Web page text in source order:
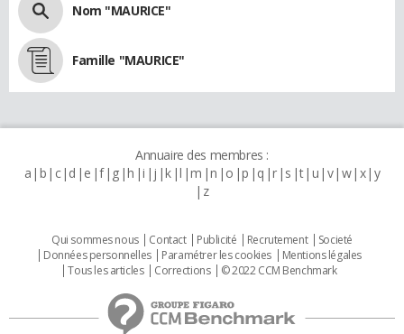
Nom "MAURICE"
Famille "MAURICE"
Annuaire des membres :
a b c d e f g h i j k l m n o p q r s t u v w x y
z
Qui sommes nous Contact Publicité Recrutement
Societé
Données personnelles
Paramétrer les cookies
Mentions légales
Tous les articles
Corrections © 2022 CCM Benchmark